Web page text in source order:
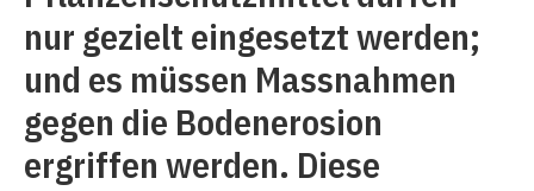
nur gezielt eingesetzt werden;
und es müssen Massnahmen
gegen die Bodenerosion
ergriffen werden. Diese